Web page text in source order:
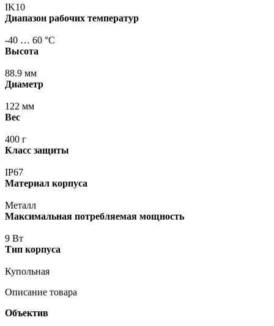
IK10
Диапазон рабочих температур
-40 … 60 °С
Высота
88.9 мм
Диаметр
122 мм
Вес
400 г
Класс защиты
IP67
Материал корпуса
Металл
Максимальная потребляемая мощность
9 Вт
Тип корпуса
Купольная
Описание товара
Объектив